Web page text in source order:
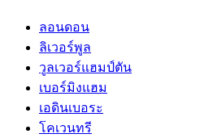
ลอนดอน
ลิเวอร์พูล
วูลเวอร์แฮมป์ตัน
เบอร์มิงแฮม
เอดินเบอระ
โคเวนทรี